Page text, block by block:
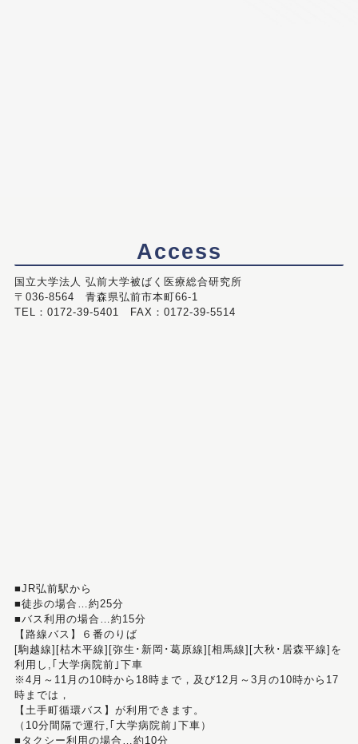
Access
国立大学法人 弘前大学被ばく医療総合研究所
〒036-8564 青森県弘前市本町66-1
TEL：0172-39-5401 FAX：0172-39-5514
■JR弘前駅から
■徒歩の場合…約25分
■バス利用の場合…約15分
【路線バス】６番のりば
[駒越線][枯木平線][弥生･新岡･葛原線][相馬線][大秋･居森平線]を
利用し,｢大学病院前｣下車
※4月～11月の10時から18時まで，及び12月～3月の10時から17
時までは，
【土手町循環バス】が利用できます。
（10分間隔で運行,｢大学病院前｣下車）
■タクシー利用の場合…約10分